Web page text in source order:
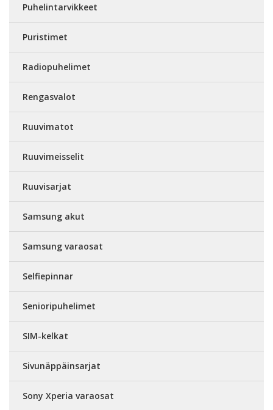
Puhelintarvikkeet
Puristimet
Radiopuhelimet
Rengasvalot
Ruuvimatot
Ruuvimeisselit
Ruuvisarjat
Samsung akut
Samsung varaosat
Selfiepinnar
Senioripuhelimet
SIM-kelkat
Sivunäppäinsarjat
Sony Xperia varaosat